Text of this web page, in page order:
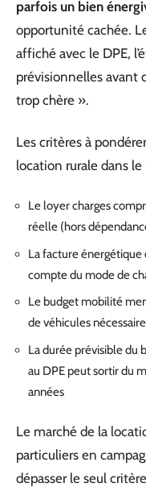
parfois un bien
opportunité cachée.
affiché avec le DPE,
prévisionnelles avant
trop chère ».
Les critères à
location rurale dans le
Le loyer charges
réelle (hors
La facture
compte du mode de
Le budget mobilité
de véhicules
La durée prévisible du
au DPE peut sortir du
années
Le marché de la
particuliers en
dépasser le seul